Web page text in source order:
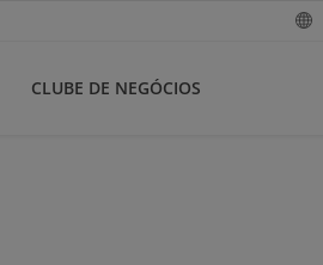
CLUBE DE NEGÓCIOS